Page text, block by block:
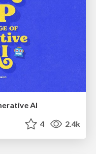
AI
4 2.4k